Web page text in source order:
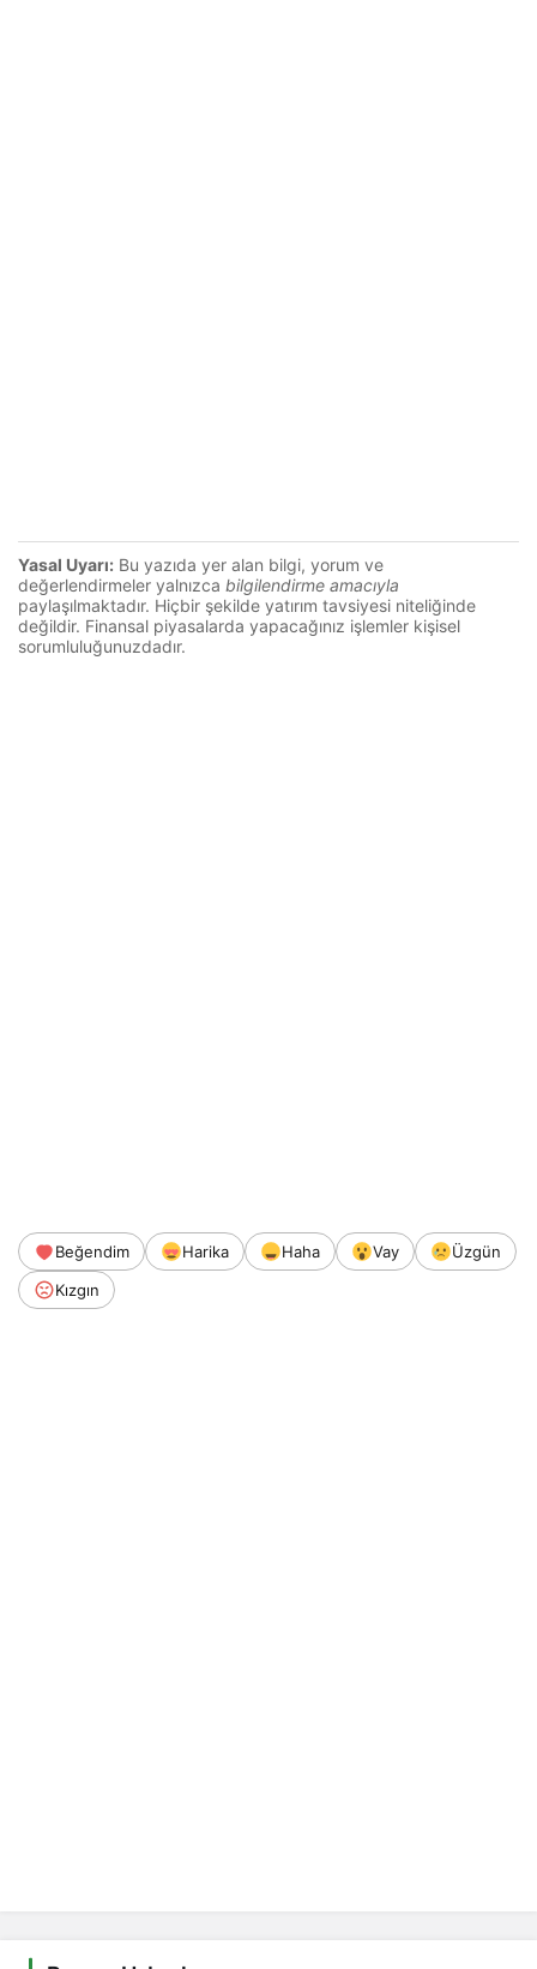
Yasal Uyarı: Bu yazıda yer alan bilgi, yorum ve
değerlendirmeler yalnızca bilgilendirme amacıyla
paylaşılmaktadır. Hiçbir şekilde yatırım tavsiyesi niteliğinde
değildir. Finansal piyasalarda yapacağınız işlemler kişisel
sorumluluğunuzdadır.
Beğendim Harika Haha Vay
Üzgün
Kızgın